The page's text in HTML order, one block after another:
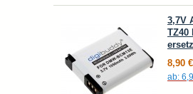
3,7V
TZ40
8,90 €
ab: